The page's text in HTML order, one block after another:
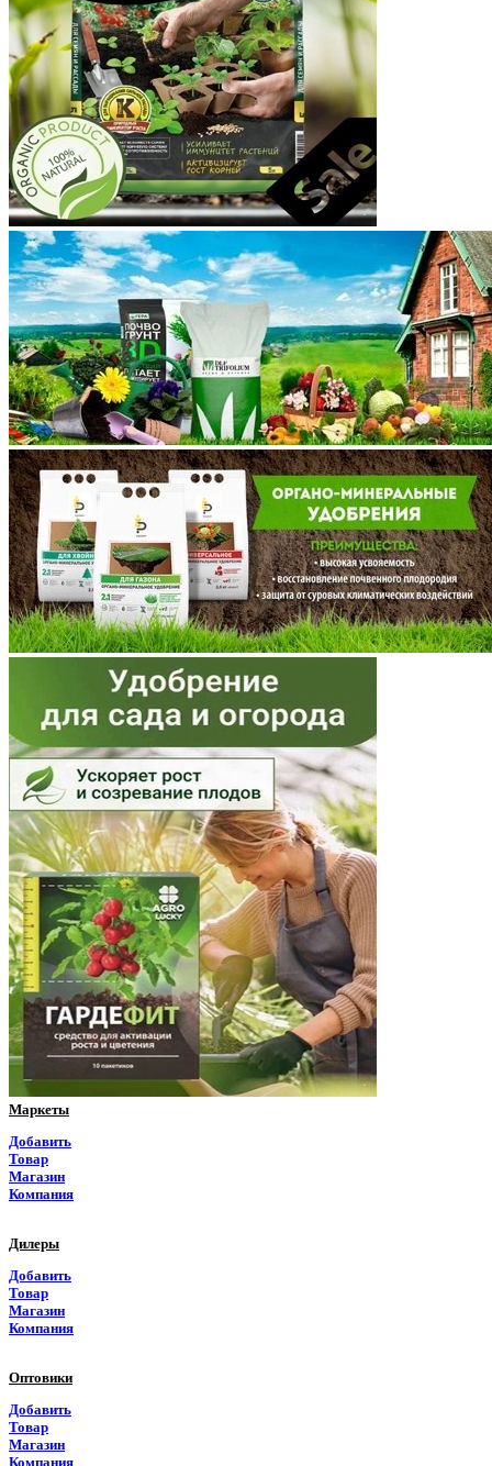
Костромская область
Краснодарский край
Красноярский край
Крым
Курганская область
Курская область
Ленинградская область
Липецкая область
Магаданская область
Марий Эл
Мордовия
Московская область
Мурманская область
Ненецкий АО
Нижегородская область
Новгородская область
Новосибирская область
Омская область
Оренбургская область
Орловская область
Пензенская область
Пермский край
Приморский край
Псковская область
Ростовская область
Маркеты
Добавить
Товар
Магазин
Компания
Дилеры
Добавить
Товар
Магазин
Компания
Оптовики
Добавить
Товар
Магазин
Компания